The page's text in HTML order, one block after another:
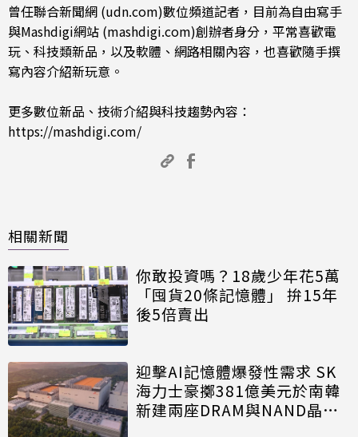
曾任聯合新聞網 (udn.com)數位頻道記者，目前為自由寫手
與Mashdigi網站 (mashdigi.com)創辦者身分，平常喜歡電
玩、科技類新品，以及軟體、網路相關內容，也喜歡隨手撰
寫內容介紹新玩意。
更多數位新品、技術介紹與科技趨勢內容：
https://mashdigi.com/
相關新聞
你敢投資嗎？18歲少年花5萬
「囤貨20條記憶體」 拚15年
後5倍賣出
迎擊AI記憶體爆發性需求 SK
海力士豪擲381億美元於南韓
新建兩座DRAM與NAND晶圓